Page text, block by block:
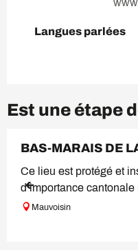
Langues parlées
Langues parlées
Est une étape
BAS-MARAIS DE
Ce lieu est protégé et
d’importance cantonale
Mauvoisin